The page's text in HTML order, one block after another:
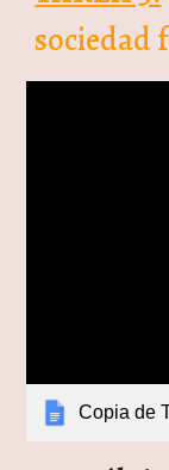
sociedad
Copia de